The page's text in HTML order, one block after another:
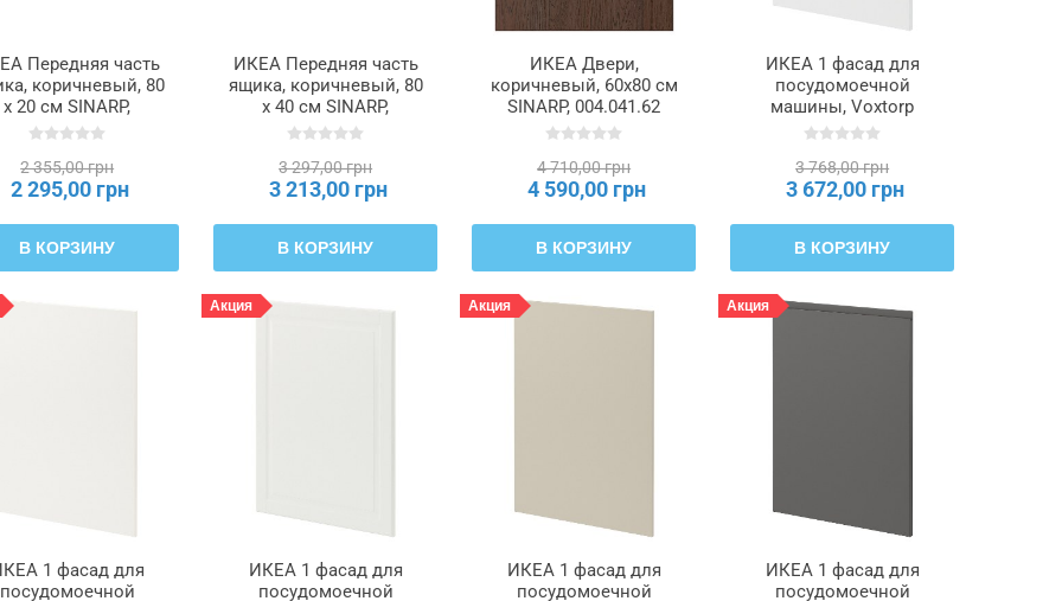
Передняя часть
коричневый, 80
x 20 см SINARP,
104.041.71
2 355,00 грн
2 295,00 грн
В КОРЗИНУ
ИКЕА Передняя часть
ящика, коричневый, 80
x 40 см SINARP,
904.041.72
3 297,00 грн
3 213,00 грн
В КОРЗИНУ
ИКЕА Двери,
коричневый, 60x80 см
SINARP, 004.041.62
4 710,00 грн
4 590,00 грн
В КОРЗИНУ
ИКЕА 1 фасад для
посудомоечной
машины, Voxtorp
матовый белый, 60 см
895.301.62
3 768,00 грн
3 672,00 грн
В КОРЗИНУ
1 фасад для
посудомоечной
Акция
ИКЕА 1 фасад для
посудомоечной
Акция
ИКЕА 1 фасад для
посудомоечной
Акция
ИКЕА 1 фасад для
посудомоечной